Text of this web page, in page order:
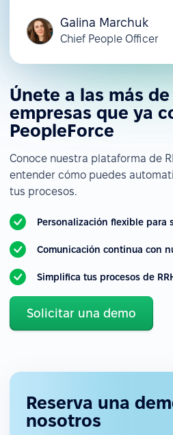
Galina Marchuk
Chief People Officer
Únete a las más de
empresas que ya
PeopleForce
Conoce nuestra plataforma de
entender cómo puedes
tus procesos.
Personalización flexible para
Comunicación continua con
Simplifica tus procesos de
Solicitar una demo
Reserva una
nosotros